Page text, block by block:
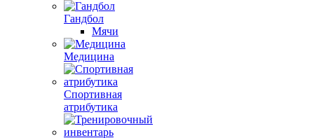
Гандбол
Мячи
Медицина
Спортивная
атрибутика